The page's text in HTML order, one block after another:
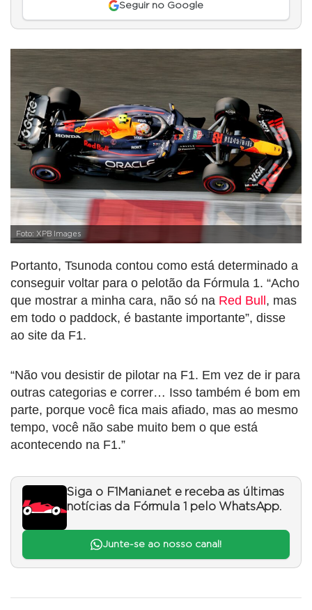
Seguir no Google
Foto: XPB Images
Portanto, Tsunoda contou como está determinado a
conseguir voltar para o pelotão da Fórmula 1. “Acho
que mostrar a minha cara, não só na Red Bull, mas
em todo o paddock, é bastante importante”, disse
ao site da F1.
“Não vou desistir de pilotar na F1. Em vez de ir para
outras categorias e correr… Isso também é bom em
parte, porque você fica mais afiado, mas ao mesmo
tempo, você não sabe muito bem o que está
acontecendo na F1.”
Siga o F1Mania.net e receba as últimas
notícias da Fórmula 1 pelo WhatsApp.
Junte-se ao nosso canal!